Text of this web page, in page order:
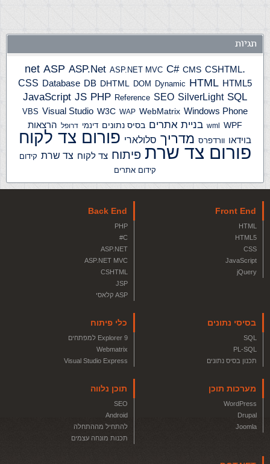
תגיות
.net
ASP ASP.Net ASP.NET MVC C# CMS CSHTML
CSS Database DB DHTML DOM Dynamic HTML HTML5
JavaScript JS PHP Reference SEO SilverLight SQL
VBS Visual Studio W3C WAP WebMatrix Windows Phone
wml WPF בניית אתרים בסיס נתונים דינמי דרופל הרצאות
בוידאו וורדפרס מדריך סלולארי פורום צד לקוח
פורום צד שרת פיתוח צד לקוח צד שרת קידום
קידום אתרים
Front End
HTML
HTML5
CSS
JavaScript
jQuery
Back End
PHP
C#
ASP.NET
ASP.NET MVC
CSHTML
JSP
ASP קלאסי
בסיסי נתונים
SQL
PL-SQL
תכנון בסיס נתונים
כלי פיתוח
Explorer 9 למפתחים
Webmatrix
Visual Studio Express
מערכות תוכן
WordPress
Drupal
Joomla
תוכן נלווה
SEO
Android
להתחיל מההתחלה
תכנות מונחה עצמים